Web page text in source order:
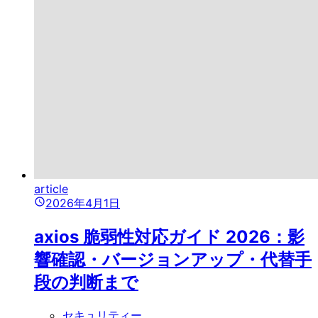
article
2026年4月1日
axios 脆弱性対応ガイド 2026：影
響確認・バージョンアップ・代替手
段の判断まで